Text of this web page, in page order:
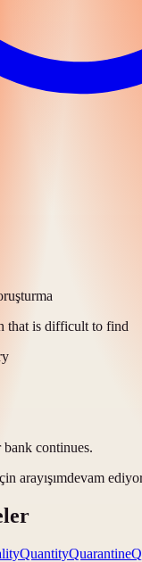
that is difficult to find
bank continues.
arayışımdevam
QuantityQuarantine